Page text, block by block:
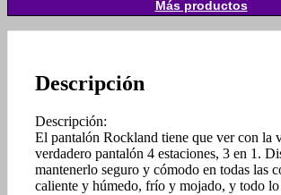
Más productos
Descripción
Descripción:
El pantalón Rockland tiene que ver con la
verdadero pantalón 4 estaciones, 3 en 1.
mantenerlo seguro y cómodo en todas las
caliente y húmedo, frío y mojado, y todo lo